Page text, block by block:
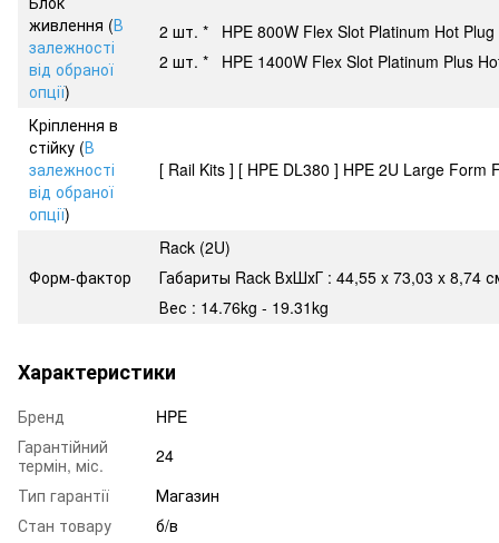
живлення (В
залежності
від обраної
опції)
2 шт. * HPE 800W Flex Slot Platinum Hot
2 шт. * HPE 1400W Flex Slot Platinum Plus
Кріплення в
стійку (В
залежності
від обраної
опції)
[ Rail Kits ] [ HPE DL380 ] HPE 2U Large Form
Форм-фактор
Rack (2U)
Габариты Rack ВхШхГ : 44,55 x 73,03 x 8,74
Вес : 14.76kg - 19.31kg
Характеристики
Бренд
HPE
Гарантійний
термін, міс.
24
Тип гарантії
Магазин
Стан товару
б/в